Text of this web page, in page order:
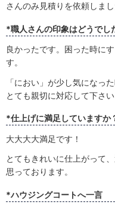
さんのみ見積りを依頼しまし
*職人さんの印象はどうでし
良かったです。困った時に
す。
「におい」が少し気になっ
とても親切に対応して下さい
*仕上げに満足していますか
大大大大満足です！
とてもきれいに仕上がって
思っております。
*ハウジングコートへ一言